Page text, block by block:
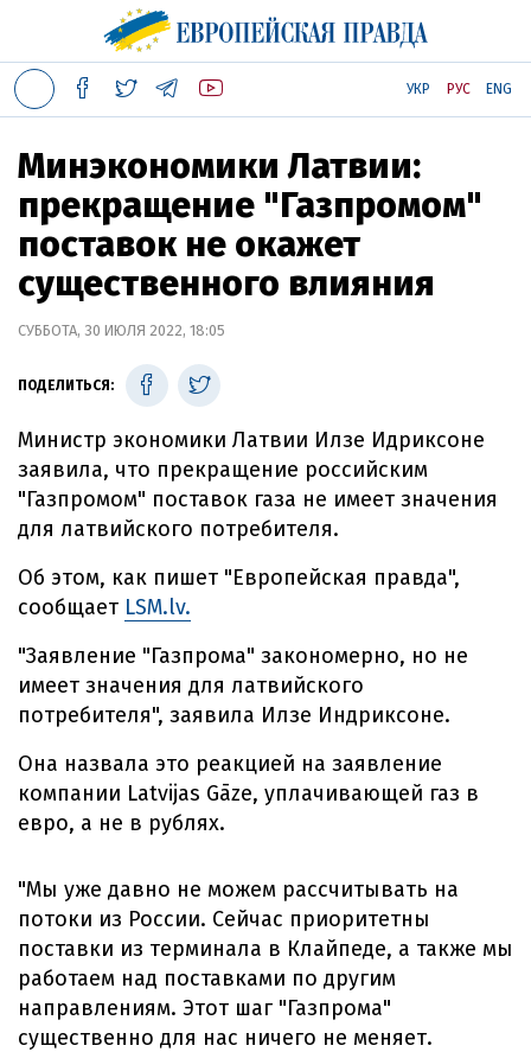
УКР РУС ENG
Минэкономики Латвии:
прекращение "Газпромом"
поставок не окажет
существенного влияния
СУББОТА, 30 ИЮЛЯ 2022, 18:05
ПОДЕЛИТЬСЯ:
Министр экономики Латвии Илзе Идриксоне
заявила, что прекращение российским
"Газпромом" поставок газа не имеет значения
для латвийского потребителя.
Об этом, как пишет "Европейская правда",
сообщает LSM.lv.
"Заявление "Газпрома" закономерно, но не
имеет значения для латвийского
потребителя", заявила Илзе Индриксоне.
Она назвала это реакцией на заявление
компании Latvijas Gāze, уплачивающей газ в
евро, а не в рублях.
"Мы уже давно не можем рассчитывать на
потоки из России. Сейчас приоритетны
поставки из терминала в Клайпеде, а также мы
работаем над поставками по другим
направлениям. Этот шаг "Газпрома"
существенно для нас ничего не меняет.